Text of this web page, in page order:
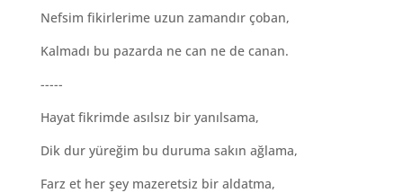
Nefsim fikirlerime uzun zamandır çoban,
Kalmadı bu pazarda ne can ne de canan.
-----
Hayat fikrimde asılsız bir yanılsama,
Dik dur yüreğim bu duruma sakın ağlama,
Farz et her şey mazeretsiz bir aldatma,